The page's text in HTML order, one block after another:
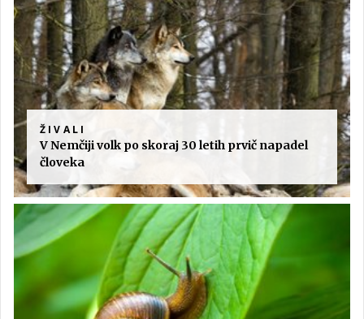
ŽIVALI
V Nemčiji volk po skoraj 30 letih prvič napadel
človeka